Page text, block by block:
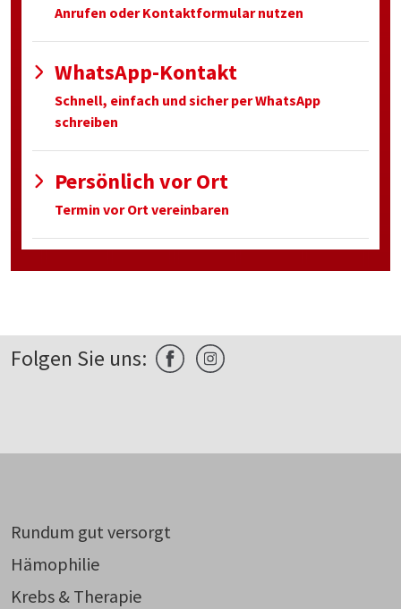
Anrufen oder Kontaktformular nutzen
WhatsApp-Kontakt
Schnell, einfach und sicher per WhatsApp
schreiben
Persönlich vor Ort
Termin vor Ort vereinbaren
Folgen Sie uns:
Rundum gut versorgt
Hämophilie
Krebs & Therapie